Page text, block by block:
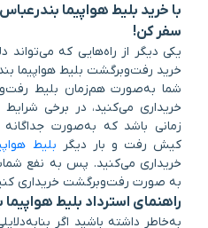
با خرید بلیط هواپیما
سفر کن!
یکی دیگر از راه‌هایی که می‌تواند
خرید رفت‌وبرگشت بلیط هواپیما
شما به‌صورت هم‌زمان بلیط
خریداری می‌کنید، در برخی
زمانی‌‌ باشد که به‌صورت جداگانه
کیش رفت و بار دیگر بلیط
خریداری می‌کنید. پس به نفع
به صورت رفت‌وبرگشت خریداری
راهنمای استرداد بلیط
به‌خاطر داشته باشید اگر